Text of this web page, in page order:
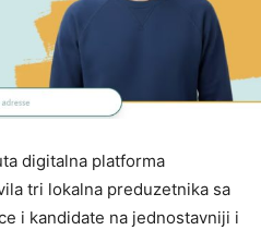
digitalna platforma
tri lokalna preduzetnika sa
i kandidate na jednostavniji i